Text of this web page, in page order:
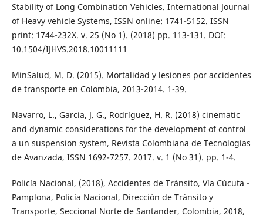
Stability of Long Combination Vehicles. International Journal
of Heavy vehicle Systems, ISSN online: 1741-5152. ISSN
print: 1744-232X. v. 25 (No 1). (2018) pp. 113-131. DOI:
10.1504/IJHVS.2018.10011111
MinSalud, M. D. (2015). Mortalidad y lesiones por accidentes
de transporte en Colombia, 2013-2014. 1-39.
Navarro, L., García, J. G., Rodríguez, H. R. (2018) cinematic
and dynamic considerations for the development of control
a un suspension system, Revista Colombiana de Tecnologías
de Avanzada, ISSN 1692-7257. 2017. v. 1 (No 31). pp. 1-4.
Policía Nacional, (2018), Accidentes de Tránsito, Vía Cúcuta -
Pamplona, Policía Nacional, Dirección de Tránsito y
Transporte, Seccional Norte de Santander, Colombia, 2018,